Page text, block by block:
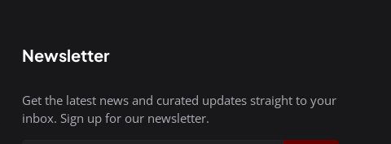
Newsletter
Get the latest news and curated updates straight to your
inbox. Sign up for our newsletter.